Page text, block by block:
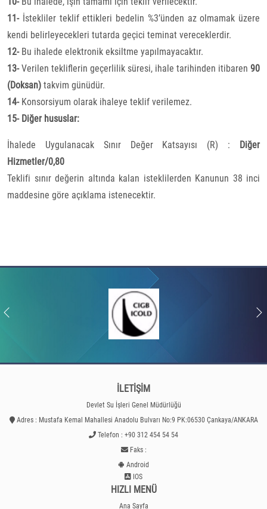
11-İstekliler teklif ettikleri bedelin %3’ünden az olmamak üzere
kendi belirleyecekleri tutarda geçici teminat vereceklerdir.
12-Bu ihalede elektronik eksiltme yapılmayacaktır.
13-Verilen tekliflerin geçerlilik süresi, ihale tarihinden itibaren 90
(Doksan) takvim günüdür.
14-Konsorsiyum olarak ihaleye teklif verilemez.
15- Diğer hususlar:
İhalede Uygulanacak Sınır Değer Katsayısı (R) :
Diğer
Hizmetler/0,80
Teklifi sınır değerin altında kalan isteklilerden Kanunun 38 inci
maddesine göre açıklama istenecektir.
İLETİŞİM
Devlet Su İşleri Genel Müdürlüğü
Adres : Mustafa Kemal Mahallesi Anadolu Bulvarı No:9 PK:06530 Çankaya/ANKARA
Telefon : +90 312 454 54 54
Faks :
Android
IOS
HIZLI MENÜ
Ana Sayfa